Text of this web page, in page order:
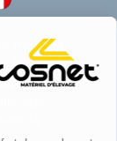
marque
la
la